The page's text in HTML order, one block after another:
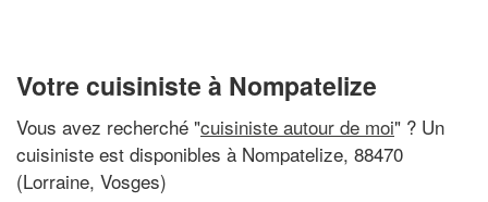
Votre cuisiniste à Nompatelize
Vous avez recherché "cuisiniste autour de moi" ? Un
cuisiniste est disponibles à Nompatelize, 88470
(Lorraine, Vosges)